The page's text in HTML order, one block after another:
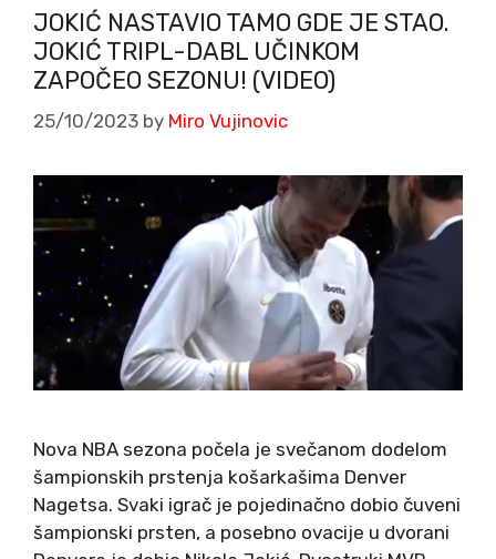
JOKIĆ NASTAVIO TAMO GDE JE STAO.
JOKIĆ TRIPL-DABL UČINKOM
ZAPOČEO SEZONU! (VIDEO)
25/10/2023 by Miro Vujinovic
Nova NBA sezona počela je svečanom dodelom
šampionskih prstenja košarkašima Denver
Nagetsa. Svaki igrač je pojedinačno dobio čuveni
šampionski prsten, a posebno ovacije u dvorani